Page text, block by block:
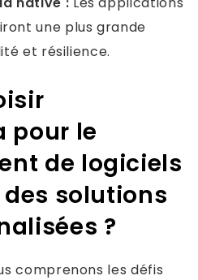
une plus grande
et résilience.
pour le
de logiciels
solutions
?
comprenons les défis